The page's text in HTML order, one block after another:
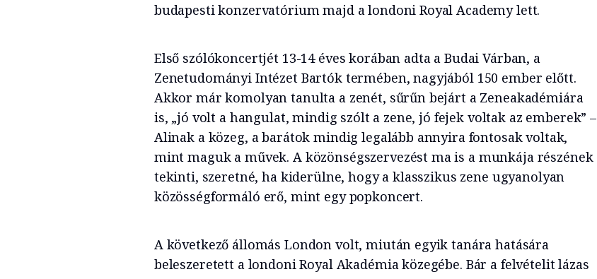
budapesti konzervatórium majd a londoni Royal Academy lett.
Első szólókoncertjét 13-14 éves korában adta a Budai Várban, a
Zenetudományi Intézet Bartók termében, nagyjából 150 ember előtt.
Akkor már komolyan tanulta a zenét, sűrűn bejárt a Zeneakadémiára
is, „jó volt a hangulat, mindig szólt a zene, jó fejek voltak az emberek” –
Alinak a közeg, a barátok mindig legalább annyira fontosak voltak,
mint maguk a művek. A közönségszervezést ma is a munkája részének
tekinti, szeretné, ha kiderülne, hogy a klasszikus zene ugyanolyan
közösségformáló erő, mint egy popkoncert.
A következő állomás London volt, miután egyik tanára hatására
beleszeretett a londoni Royal Akadémia közegébe. Bár a felvételit lázas